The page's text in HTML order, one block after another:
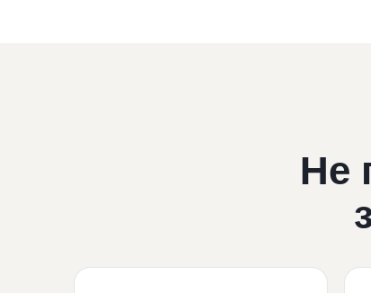
Не